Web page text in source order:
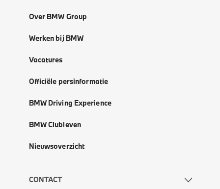
Over BMW Group
Werken bij BMW
Vacatures
Officiële persinformatie
BMW Driving Experience
BMW Clubleven
Nieuwsoverzicht
CONTACT